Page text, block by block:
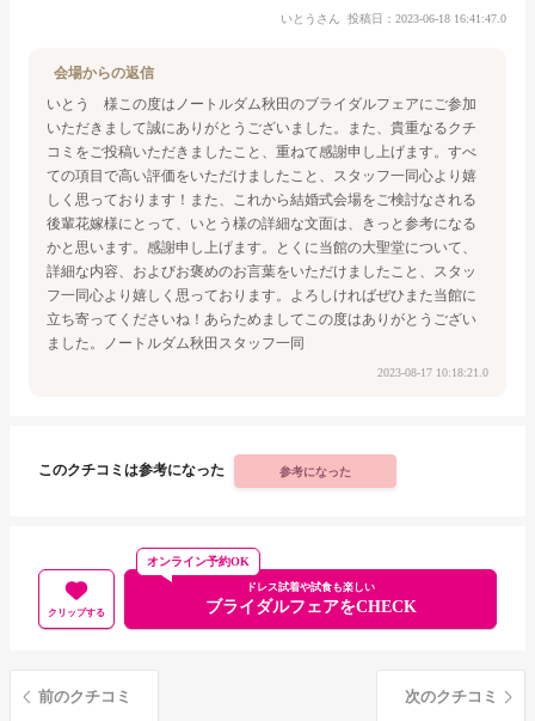
いとうさん 投稿日：2023-06-18 16:41:47.0
会場からの返信
いとう 様この度はノートルダム秋田のブライダルフェアにご参加
いただきまして誠にありがとうございました。
また、貴重なるクチ
コミをご投稿いただきましたこと、重ねて感謝申し上げます。 すべ
ての項目で高い評価をいただけましたこと、スタッフ一同心より嬉
しく思っております！ また、これから結婚式会場をご検討なされる
後輩花嫁様にとって、 いとう様の詳細な文面は、きっと参考になる
かと思います。感謝申し上げます。
とくに当館の大聖堂について、
詳細な内容、およびお褒めのお言葉をいただけましたこと、 スタッ
フ一同心より嬉しく思っております。 よろしければぜひまた当館に
立ち寄ってくださいね！ あらためましてこの度はありがとうござい
ました。
ノートルダム秋田 スタッフ一同
2023-08-17 10:18:21.0
このクチコミは参考になった 参考になった
クリップする
ドレス試着や試食も楽しい
ブライダルフェアをCHECK
オンライン予約OK
前のクチコミ 次のクチコミ